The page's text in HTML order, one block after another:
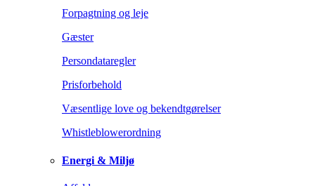
Forpagtning og leje
Gæster
Persondataregler
Prisforbehold
Væsentlige love og bekendtgørelser
Whistleblowerordning
Energi & Miljø